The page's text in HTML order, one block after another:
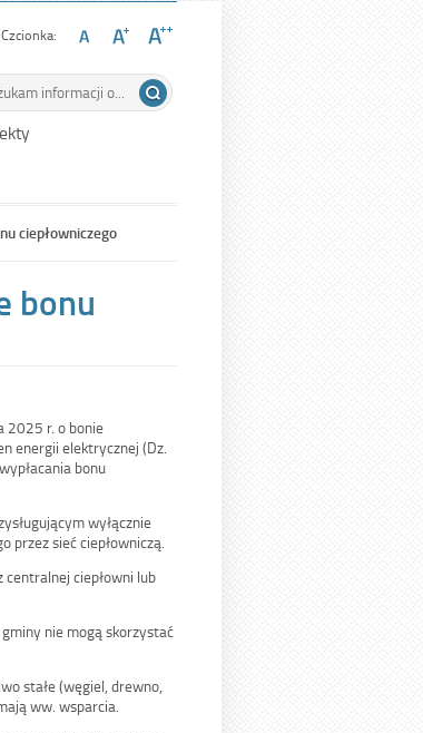
Czcionka:
ciepłowniczego
bonu
2025 r. o bonie
energii elektrycznej (Dz.
bonu
wyłącznie
przez sieć ciepłowniczą.
centralnej ciepłowni lub
nie mogą skorzystać
stałe (węgiel, drewno,
ww. wsparcia.